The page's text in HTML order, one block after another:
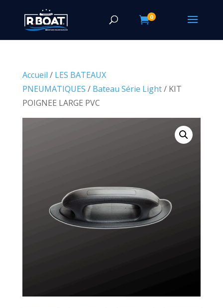
0
Accueil / LES BATEAUX
PNEUMATIQUES / Bateau Série Light/ KIT
POIGNEE LARGE PVC